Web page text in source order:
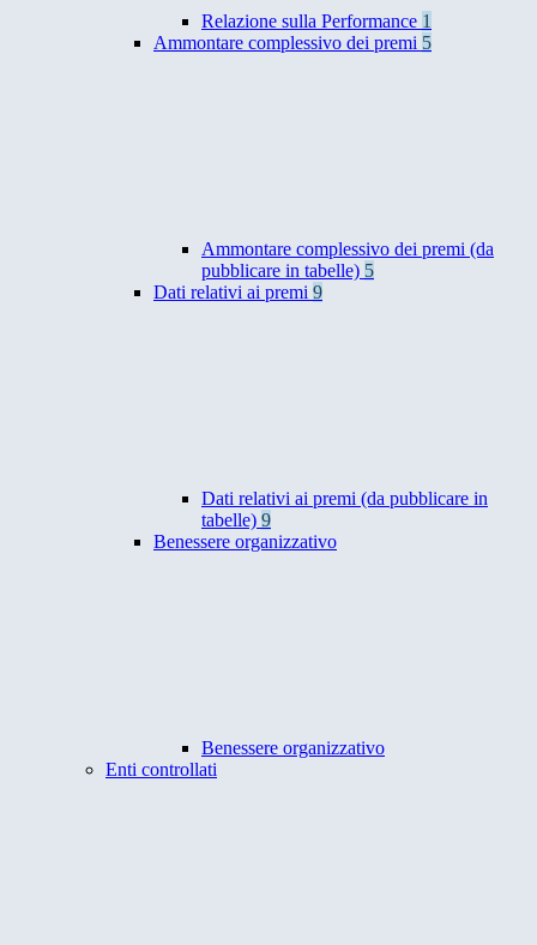
Relazione sulla Performance 1
Ammontare complessivo dei premi 5
Ammontare complessivo dei premi (da
pubblicare in tabelle) 5
Dati relativi ai premi 9
Dati relativi ai premi (da pubblicare in
tabelle) 9
Benessere organizzativo
Benessere organizzativo
Enti controllati